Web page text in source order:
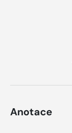
Anotace